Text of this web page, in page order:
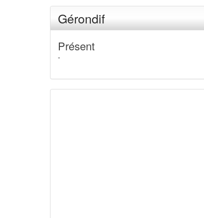
Gérondif
Présent
-